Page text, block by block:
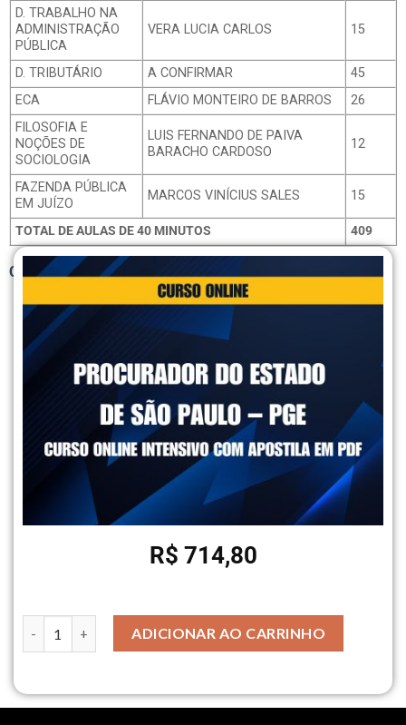
D. TRABALHO NA
ADMINISTRAÇÃO
PÚBLICA
VERA LUCIA CARLOS 15
D. TRIBUTÁRIO A CONFIRMAR
45
ECA
FLÁVIO MONTEIRO DE BARROS
26
FILOSOFIA E
NOÇÕES DE
SOCIOLOGIA
LUIS FERNANDO DE PAIVA
BARACHO CARDOSO
12
FAZENDA PÚBLICA
EM JUÍZO
MARCOS VINÍCIUS SALES 15
TOTAL DE AULAS DE 40 MINUTOS 409
Clique aqui para ver o conteúdo por disciplina.
R$ 714,80
ADICIONAR AO CARRINHO